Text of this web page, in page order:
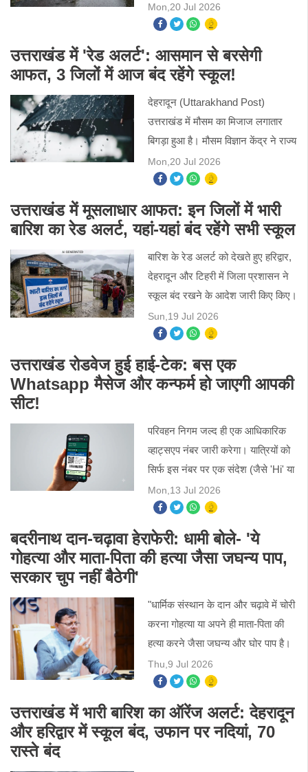
जलभराव, भूस्खलन और नदी-नालों के
उफान पर आने की आशंका है।
Mon,20 Jul 2026
उत्तराखंड में 'रेड अलर्ट': आसमान से बरसेगी
आफत, 3 जिलों में आज बंद रहेंगे स्कूल!
देहरादून (Uttarakhand Post)
उत्तराखंड में मौसम का मिजाज लगातार
बिगड़ा हुआ है। मौसम विज्ञान केंद्र ने राज्य
के कई हिस्सों में अत्यंत भारी बारिश की
आशंका जताते हुए अलर्ट जारी किया है।
Mon,20 Jul 2026
उत्तराखंड में मूसलाधार आफत: इन जिलों में भारी
बारिश का रेड अलर्ट, यहां-यहां बंद रहेंगे सभी स्कूल
बारिश के रेड अलर्ट को देखते हुए हरिद्वार,
देहरादून और टिहरी में जिला प्रशासन ने
स्कूल बंद रखने के आदेश जारी किए किए।
सभी आंगनबाड़ी केंद्र और कक्षा एक से 12
तक के स्कूल बंद रहेंगे।
Sun,19 Jul 2026
उत्तराखंड रोडवेज हुई हाई-टेक: बस एक
Whatsapp मैसेज और कन्फर्म हो जाएगी आपकी
सीट!
परिवहन निगम जल्द ही एक आधिकारिक
व्हाट्सएप नंबर जारी करेगा। यात्रियों को
सिर्फ इस नंबर पर एक संदेश (जैसे 'Hi' या
'Hello') भेजना होगा।
Mon,13 Jul 2026
बदरीनाथ दान-चढ़ावा हेराफेरी: धामी बोले- 'ये
गोहत्या और माता-पिता की हत्या जैसा जघन्य पाप,
सरकार चुप नहीं बैठेगी'
"धार्मिक संस्थान के दान और चढ़ावे में चोरी
करना गोहत्या या अपने ही माता-पिता की
हत्या करने जैसा जघन्य और घोर पाप है।
ऐसा घृणित कृत्य करने वाले को किसी भी
कीमत पर बख्शा नहीं जाएगा। यह एक
अक्षम्य अपराध
Thu,9 Jul 2026
उत्तराखंड में भारी बारिश का ऑरेंज अलर्ट: देहरादून
और हरिद्वार में स्कूल बंद, उफान पर नदियां, 70
रास्ते बंद